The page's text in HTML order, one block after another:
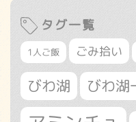
タグ一覧
1人ご飯 ごみ拾い
びわ湖 びわ湖